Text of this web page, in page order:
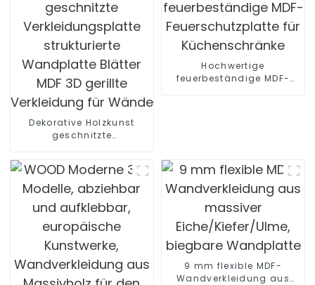
Dekorative Holzkunst
geschnitzte
strukturierte Wandplatte
Blätter MDF 3D gerillte
Verkleidung für Wände
Hochwertige
feuerbeständige MDF-
9 mm flexible MDF-
Wandverkleidung aus